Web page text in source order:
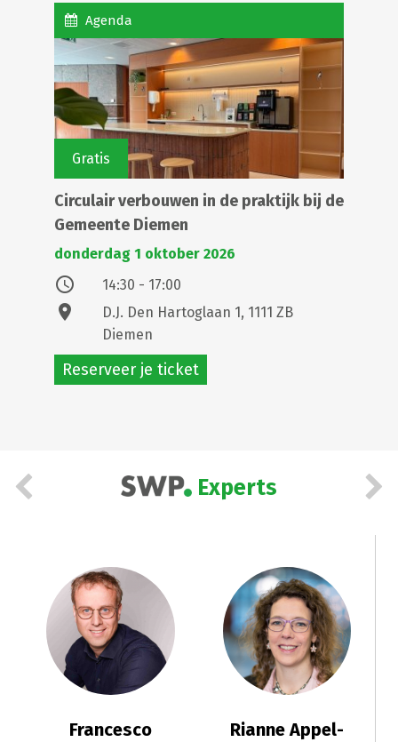
Agenda
Gratis
Circulair verbouwen in de praktijk bij de
Gemeente Diemen
donderdag 1 oktober 2026
access_time 14:30 - 17:00
location_on
D.J. Den Hartoglaan 1, 1111 ZB
Diemen
Reserveer je ticket
Experts
Francesco Rianne Appel-